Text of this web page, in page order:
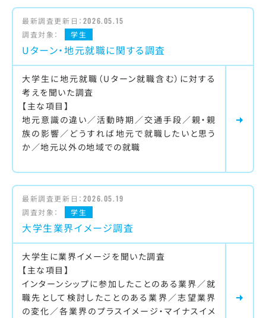
最新調査更新日： 2026.05.15
調査対象：
学生
Uターン・地元就職に関する調査
大学生に地元就職（Uターン就職含む）に対する
考えを聞いた調査
【主な項目】
地元意識の違い／活動時期／交通手段／親・親
族の影響／どうすれば地元で就職したいと思う
か／地元以外の地域での就職
最新調査更新日： 2026.05.19
調査対象：
学生
大学生業界イメージ調査
大学生に業界イメージを聞いた調査
【主な項目】
インターンシップに参加したことのある業界／就
職先として検討したことのある業界／志望業界
の変化／各業界のプラスイメージ・マイナスイメ